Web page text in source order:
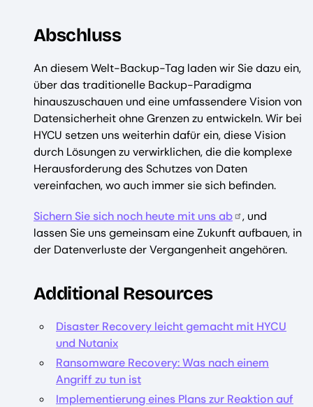
Abschluss
An diesem Welt-Backup-Tag laden wir Sie dazu ein,
über das traditionelle Backup-Paradigma
hinauszuschauen und eine umfassendere Vision von
Datensicherheit ohne Grenzen zu entwickeln. Wir bei
HYCU setzen uns weiterhin dafür ein, diese Vision
durch Lösungen zu verwirklichen, die die komplexe
Herausforderung des Schutzes von Daten
vereinfachen, wo auch immer sie sich befinden.
Sichern Sie sich noch heute mit uns ab
, und
lassen Sie uns gemeinsam eine Zukunft aufbauen, in
der Datenverluste der Vergangenheit angehören.
Additional Resources
Disaster Recovery leicht gemacht mit HYCU
und Nutanix
Ransomware Recovery: Was nach einem
Angriff zu tun ist
Implementierung eines Plans zur Reaktion auf